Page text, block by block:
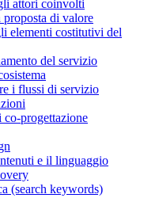
attori coinvolti
di valore
elementi costitutivi del
del servizio
i flussi di servizio
progettazione
e il linguaggio
(search keywords)